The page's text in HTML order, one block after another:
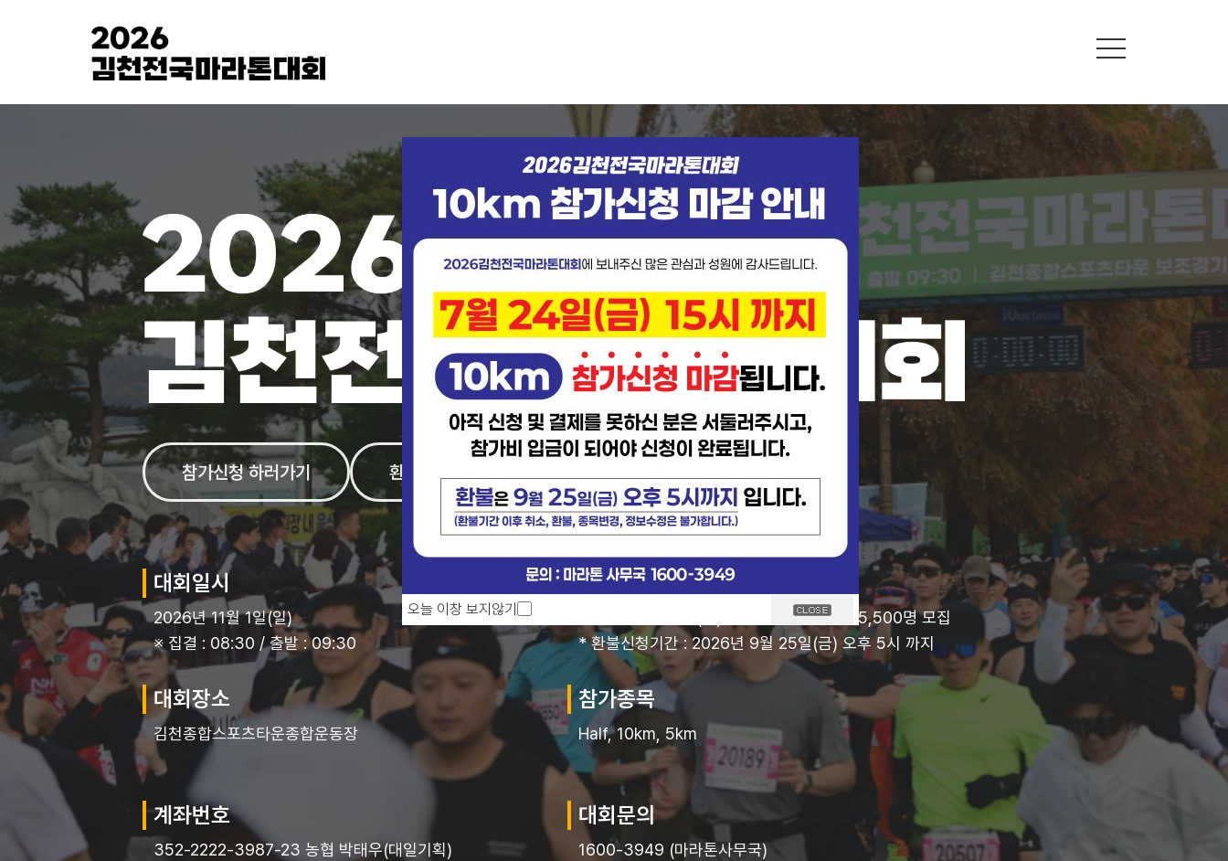
오늘 이창 보지않기
참가신청 하러가기 환불신청
대회일시
2026년 11월 1일(일)
※ 집결 : 08:30 / 출발 : 09:30
신청기간
2026년 7월 15일(수) 오전 11시 ~ 선착순 5,500명 모집
* 환불신청기간 : 2026년 9월 25일(금) 오후 5시 까지
대회장소
김천종합스포츠타운종합운동장
참가종목
Half, 10km, 5km
계좌번호
352-2222-3987-23 농협 박태우(대일기획)
대회문의
1600-3949 (마라톤사무국)